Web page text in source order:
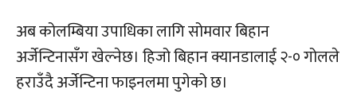
अब कोलम्बिया उपाधिका लागि सोमवार बिहान
अर्जेन्टिनासँग खेल्नेछ। हिजो बिहान क्यानडालाई २-० गोलले
हराउँदै अर्जेन्टिना फाइनलमा पुगेको छ।